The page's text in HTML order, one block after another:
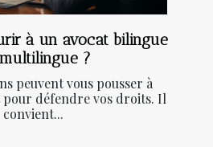
à un avocat bilingue
?
peuvent vous pousser à
pour défendre vos droits. Il
convient...